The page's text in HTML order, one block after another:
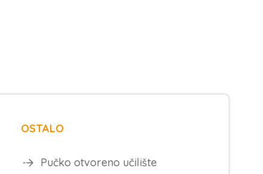
OSTALO
Pučko otvoreno učilište